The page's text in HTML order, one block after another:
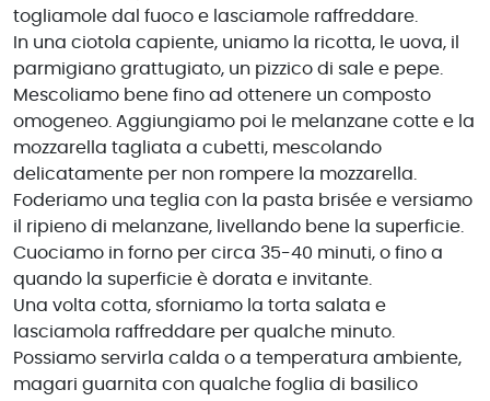
togliamole dal fuoco e lasciamole raffreddare.
In una ciotola capiente, uniamo la ricotta, le uova, il
parmigiano grattugiato, un pizzico di sale e pepe.
Mescoliamo bene fino ad ottenere un composto
omogeneo. Aggiungiamo poi le melanzane cotte e la
mozzarella tagliata a cubetti, mescolando
delicatamente per non rompere la mozzarella.
Foderiamo una teglia con la pasta brisée e versiamo
il ripieno di melanzane, livellando bene la superficie.
Cuociamo in forno per circa 35-40 minuti, o fino a
quando la superficie è dorata e invitante.
Una volta cotta, sforniamo la torta salata e
lasciamola raffreddare per qualche minuto.
Possiamo servirla calda o a temperatura ambiente,
magari guarnita con qualche foglia di basilico